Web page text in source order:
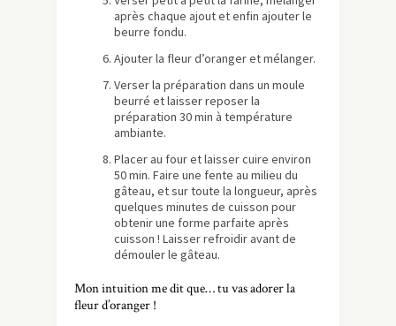
après chaque ajout et enfin ajouter le
beurre fondu.
Ajouter la fleur d’oranger et mélanger.
Verser la préparation dans un moule
beurré et laisser reposer la
préparation 30 min à température
ambiante.
Placer au four et laisser cuire environ
50 min. Faire une fente au milieu du
gâteau, et sur toute la longueur, après
quelques minutes de cuisson pour
obtenir une forme parfaite après
cuisson ! Laisser refroidir avant de
démouler le gâteau.
Mon intuition me dit que… tu vas adorer la
fleur d’oranger !